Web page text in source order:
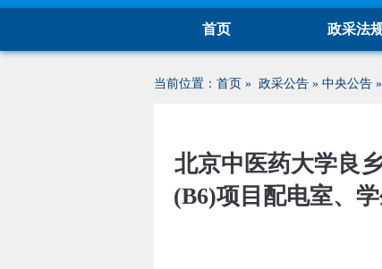
首页 政采法
当前位置： 首页 » 政采公告 » 中央公告 »
北京中医药大学良
(B6)项目配电室、